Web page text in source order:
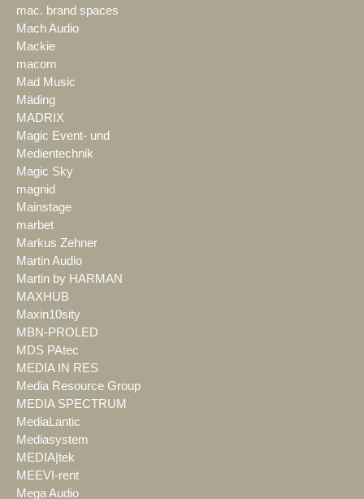
mac. brand spaces
Mach Audio
Mackie
macom
Mad Music
Mäding
MADRIX
Magic Event- und
Medientechnik
Magic Sky
magnid
Mainstage
marbet
Markus Zehner
Martin Audio
Martin by HARMAN
MAXHUB
Maxin10sity
MBN-PROLED
MDS PAtec
MEDIA IN RES
Media Resource Group
MEDIA SPECTRUM
MediaLantic
Mediasystem
MEDIA|tek
MEEVI-rent
Mega Audio